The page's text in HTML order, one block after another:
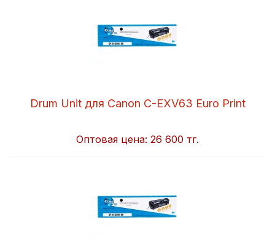
Drum Unit для Canon C-EXV63 Euro Print
Оптовая цена: 26 600 тг.